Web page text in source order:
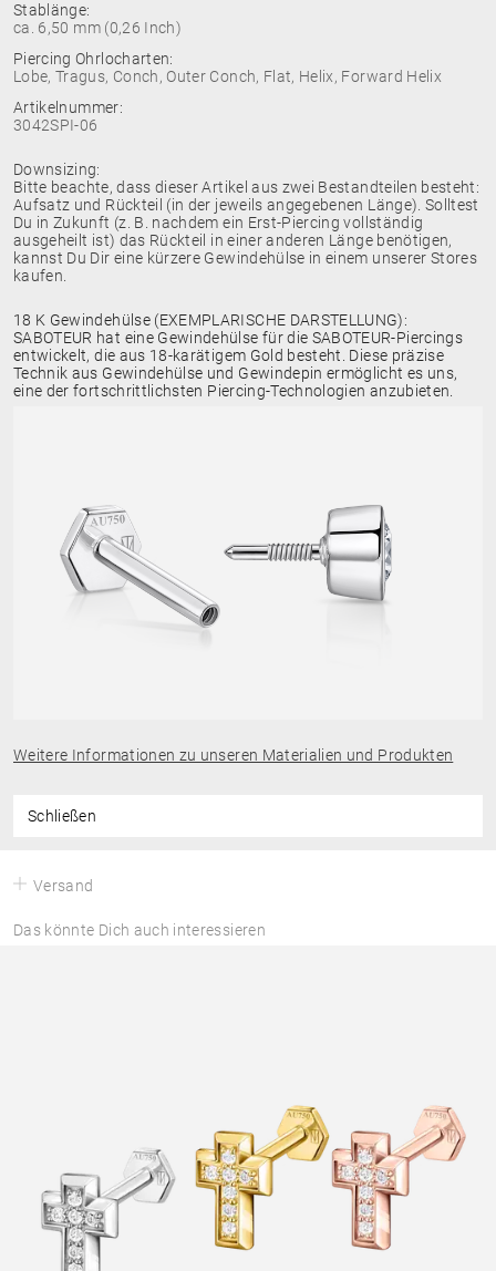
Stablänge:
ca. 6,50 mm (0,26 Inch)
Piercing Ohrlocharten:
Lobe, Tragus, Conch, Outer Conch, Flat, Helix, Forward Helix
Artikelnummer:
3042SPI-06
Downsizing:
Bitte beachte, dass dieser Artikel aus zwei Bestandteilen besteht:
Aufsatz und Rückteil (in der jeweils angegebenen Länge). Solltest
Du in Zukunft (z. B. nachdem ein Erst-Piercing vollständig
ausgeheilt ist) das Rückteil in einer anderen Länge benötigen,
kannst Du Dir eine kürzere Gewindehülse in einem unserer Stores
kaufen.
18 K Gewindehülse (EXEMPLARISCHE DARSTELLUNG):
SABOTEUR hat eine Gewindehülse für die SABOTEUR-Piercings
entwickelt, die aus 18-karätigem Gold besteht. Diese präzise
Technik aus Gewindehülse und Gewindepin ermöglicht es uns,
eine der fortschrittlichsten Piercing-Technologien anzubieten.
Weitere Informationen zu unseren Materialien und Produkten
Schließen
Versand
Das könnte Dich auch interessieren